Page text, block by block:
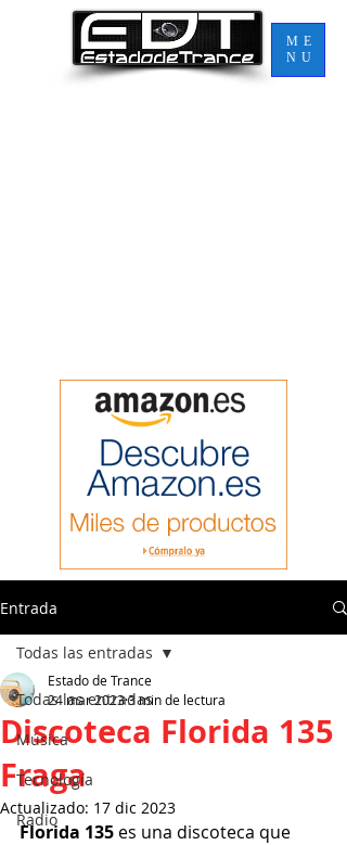
ME
NU
Entrada
Todas las entradas
Música
Tecnología
Radio
Todas las entradas
Discoteca Florida 135
Fraga
Estado de Trance
24 mar 20233 min de lectura
Actualizado: 17 dic 2023
Florida 135 es una discoteca que